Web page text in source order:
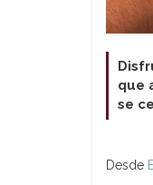
que
se
Desde